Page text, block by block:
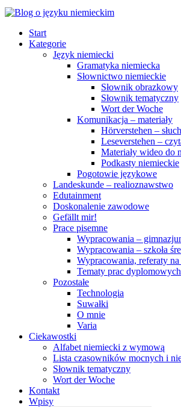
Start
Kategorie
Język niemiecki
Gramatyka niemiecka
Słownictwo niemieckie
Słownik obrazkowy
Słownik tematyczny
Wort der Woche
Komunikacja – materiały
Hörverstehen –
Leseverstehen –
Materiały wideo do
Podkasty niemieckie
Pogotowie językowe
Landeskunde – realioznawstwo
Edutainment
Doskonalenie zawodowe
Gefällt mir!
Prace pisemne
Wypracowania –
Wypracowania – szkoła
Wypracowania, referaty na
Tematy prac dyplomowych
Pozostałe
Technologia
Suwałki
O mnie
Varia
Ciekawostki
Alfabet niemiecki z wymową
Lista czasowników mocnych i
Słownik tematyczny
Wort der Woche
Kontakt
Wpisy